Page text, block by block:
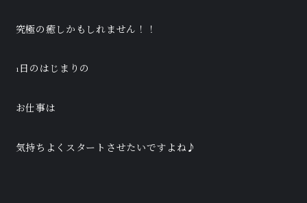
究極の癒しかもしれません！！
1日のはじまりの
お仕事は
気持ちよくスタートさせたいですよね♪